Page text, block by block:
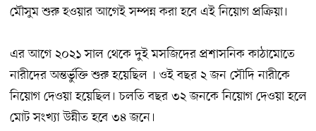
মৌসুম শুরু হওয়ার আগেই সম্পন্ন করা হবে এই নিয়োগ প্রক্রিয়া।
এর আগে ২০২১ সাল থেকে দুই মসজিদের প্রশাসনিক কাঠামোতে
নারীদের অন্তর্ভুক্তি শুরু হয়েছিল । ওই বছর ২ জন সৌদি নারীকে
নিয়োগ দেওয়া হয়েছিল। চলতি বছর ৩২ জনকে নিয়োগ দেওয়া হলে
মোট সংখ্যা উন্নীত হবে ৩৪ জনে।